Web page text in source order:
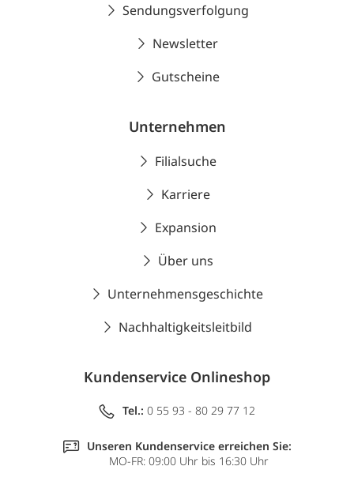
Sendungsverfolgung
Newsletter
Gutscheine
Unternehmen
Filialsuche
Karriere
Expansion
Über uns
Unternehmensgeschichte
Nachhaltigkeitsleitbild
Kundenservice Onlineshop
Tel.: 0 55 93 - 80 29 77 12
Unseren Kundenservice erreichen Sie:
MO-FR: 09:00 Uhr bis 16:30 Uhr